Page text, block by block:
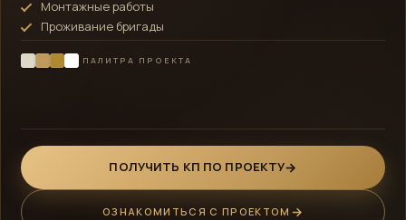
Монтажные работы
Проживание бригады
ПАЛИТРА ПРОЕКТА
ПОЛУЧИТЬ КП ПО ПРОЕКТУ
ОЗНАКОМИТЬСЯ С ПРОЕКТОМ